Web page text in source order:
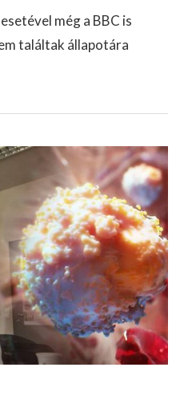
még a BBC is
találtak állapotára